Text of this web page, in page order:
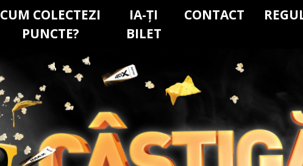
CUM COLECTEZI
PUNCTE?
IA-ȚI
BILET
CONTACT